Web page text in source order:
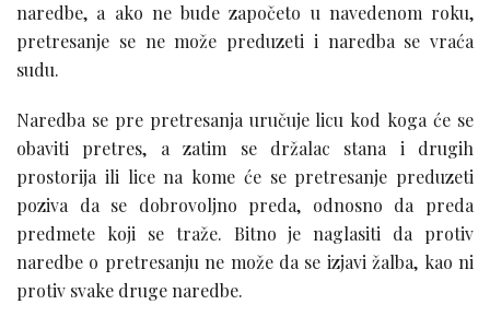
naredbe, a ako ne bude započeto u navedenom roku,
pretresanje se ne može preduzeti i naredba se vraća
sudu.
Naredba se pre pretresanja uručuje licu kod koga će se
obaviti pretres, a zatim se držalac stana i drugih
prostorija ili lice na kome će se pretresanje preduzeti
poziva da se dobrovoljno preda, odnosno da preda
predmete koji se traže. Bitno je naglasiti da protiv
naredbe o pretresanju ne može da se izjavi žalba, kao ni
protiv svake druge naredbe.